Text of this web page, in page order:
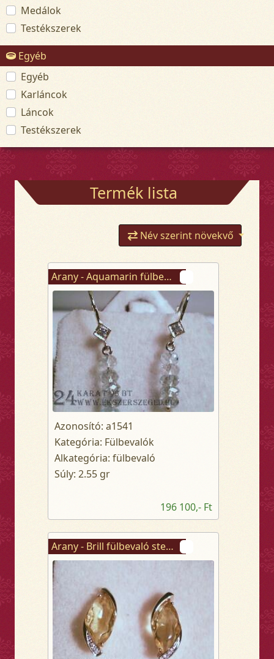
Medálok
Testékszerek
Egyéb
Egyéb
Karláncok
Láncok
Testékszerek
Termék lista
Név szerint növekvő
Arany - Aquamarin fülbevaló
Azonosító: a1541
Kategória: Fülbevalók
Alkategória: fülbevaló
Súly: 2.55 gr
196 100,- Ft
Arany - Brill fülbevaló stekkeres